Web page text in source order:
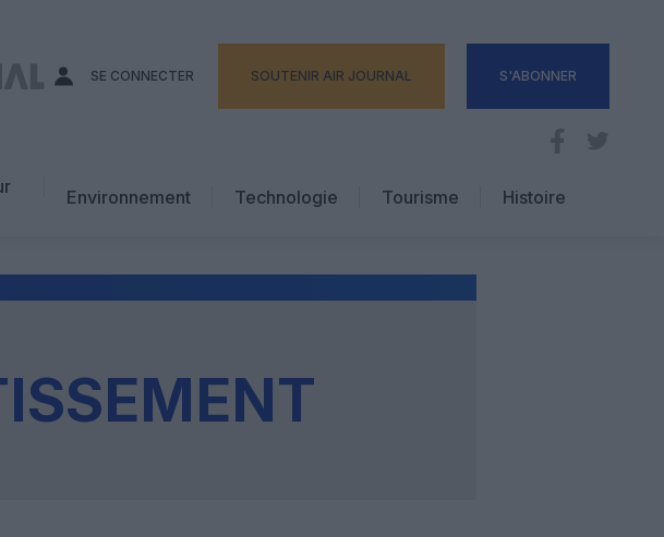
SE CONNECTER SOUTENIR AIR JOURNAL S'ABONNER
Environnement Technologie
Tourisme
Hôtellerie
Histoire